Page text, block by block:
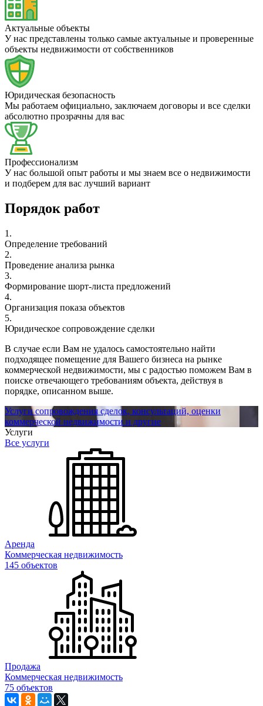
Актуальные объекты
У нас представлены только самые актуальные и проверенные
объекты недвижимости от собственников
Юридическая безопасность
Мы работаем официально, заключаем договоры и все сделки
абсолютно прозрачны для вас
Профессионализм
У нас большой опыт работы и мы знаем все о недвижимости
и подберем для вас лучший вариант
Порядок работ
1.
Определение требований
2.
Проведение анализа рынка
3.
Формирование шорт-листа предложений
4.
Организация показа объектов
5.
Юридическое сопровождение сделки
В случае если Вам не удалось самостоятельно найти
подходящее помещение для Вашего бизнеса на рынке
коммерческой недвижимости, мы с радостью поможем Вам в
поиске отвечающего требованиям объекта, действуя в
порядке, описанном выше.
Услуги сопровождения сделок, консультаций, оценки
коммерческой недвижимости и другие
Услуги
Все услуги
Аренда
Коммерческая недвижимость
145 объектов
Продажа
Коммерческая недвижимость
75 объектов